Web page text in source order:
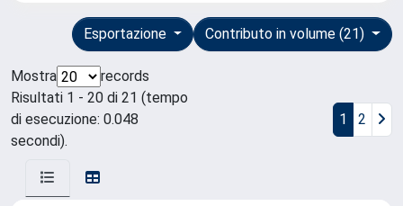
Contributo in volume (21)
Esportazione
Mostra
records
Risultati 1 - 20 di 21 (tempo
di esecuzione: 0.048
secondi).
1 2